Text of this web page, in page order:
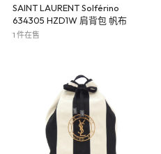
SAINT LAURENT Solférino
634305 HZD1W 肩背包 帆布
1 件在售